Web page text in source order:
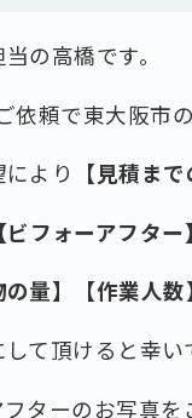
の高橋です。
依頼で東大阪市
より
【見積ま
【ビフォーアフター】
の量】【作業人
て頂けると幸い
ターのお写真を